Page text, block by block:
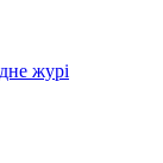
журі